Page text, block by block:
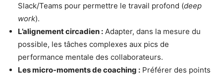
Slack/Teams pour permettre le travail profond (deep
work).
L’alignement circadien : Adapter, dans la mesure du
possible, les tâches complexes aux pics de
performance mentale des collaborateurs.
Les micro-moments de coaching : Préférer des points